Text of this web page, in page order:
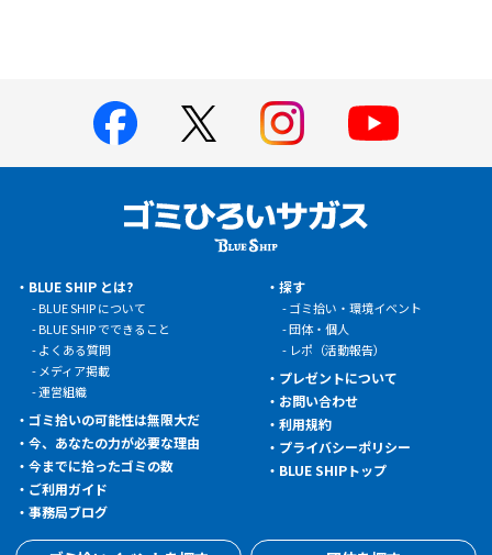
BLUE SHIP とは?
BLUE SHIP について
BLUE SHIP でできること
よくある質問
メディア掲載
運営組織
ゴミ拾いの可能性は無限大だ
今、あなたの力が必要な理由
今までに拾ったゴミの数
ご利用ガイド
事務局ブログ
探す
ゴミ拾い・環境イベント
団体・個人
レポ（活動報告）
プレゼントについて
お問い合わせ
利用規約
プライバシーポリシー
BLUE SHIPトップ